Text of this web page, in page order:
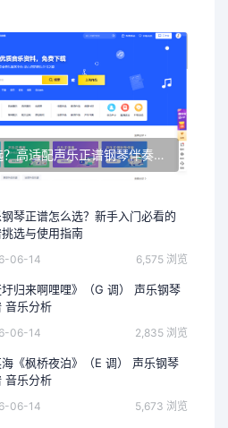
声乐正谱乐谱怎么选？高适配声乐正谱钢琴伴奏资源推荐
琴正谱怎么选？新手入门必看的
选与使用指南
06-14 6,575 浏览
圩归来啊哩哩》（G 调） 声乐钢琴
音乐分析
06-14 2,835 浏览
《枫桥夜泊》（E 调） 声乐钢琴
音乐分析
06-14 5,673 浏览